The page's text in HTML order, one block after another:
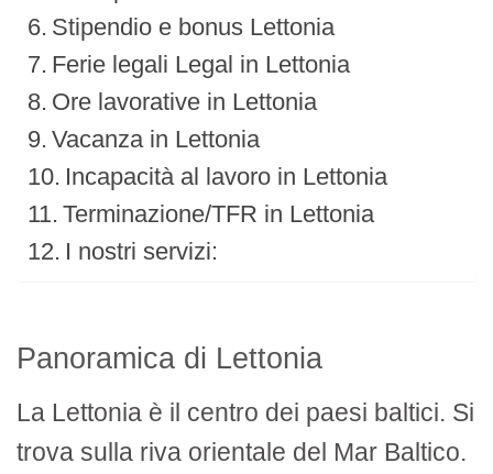
Stipendio e bonus Lettonia
Ferie legali Legal in Lettonia
Ore lavorative in Lettonia
Vacanza in Lettonia
Incapacità al lavoro in Lettonia
Terminazione/TFR in Lettonia
I nostri servizi:
Panoramica di Lettonia
La Lettonia è il centro dei paesi baltici. Si
trova sulla riva orientale del Mar Baltico.